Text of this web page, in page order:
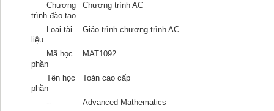
Chương
trình đào tạo
Chương trình AC
Loại tài
liệu
Giáo trình chương trình AC
Mã học
phần
MAT1092
Tên học
phần
Toán cao cấp
--
Advanced Mathematics